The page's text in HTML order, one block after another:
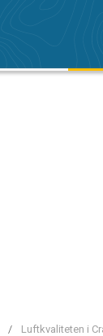
/ Luftkvaliteten i